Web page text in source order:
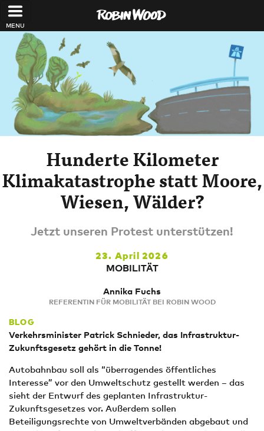
Direkt zum Inhalt
Hunderte Kilometer
Klimakatastrophe statt Moore,
Wiesen, Wälder?
Jetzt unseren Protest unterstützen!
23. April 2026
MOBILITÄT
Annika Fuchs
REFERENTIN FÜR MOBILITÄT BEI ROBIN WOOD
BLOG
Verkehrsminister Patrick Schnieder, das Infrastruktur-
Zukunftsgesetz gehört in die Tonne!
Autobahnbau soll als “überragendes öffentliches
Interesse” vor den Umweltschutz gestellt werden – das
sieht der Entwurf des geplanten Infrastruktur-
Zukunftsgesetzes vor. Außerdem sollen
Beteiligungsrechte von Umweltverbänden abgebaut und